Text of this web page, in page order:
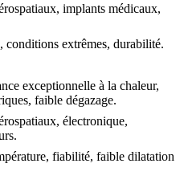
implants médicaux,
conditions extrêmes, durabilité.
exceptionnelle à la chaleur,
faible dégazage.
électronique,
fiabilité, faible dilatation